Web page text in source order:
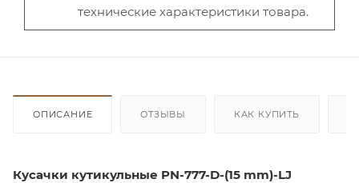
технические характеристики товара.
ОПИСАНИЕ ОТЗЫВЫ КАК КУПИТЬ
Кусачки кутикульные PN-777-D-(15 mm)-LJ